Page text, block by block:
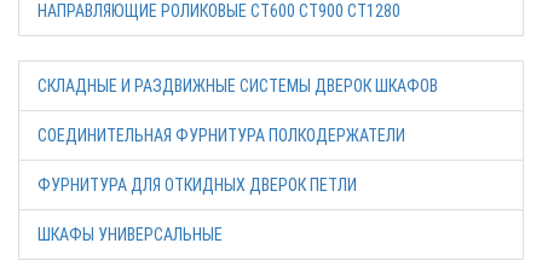
НАПРАВЛЯЮЩИЕ РОЛИКОВЫЕ СТ600 СТ900 СТ1280
СКЛАДНЫЕ И РАЗДВИЖНЫЕ СИСТЕМЫ ДВЕРОК ШКАФОВ
СОЕДИНИТЕЛЬНАЯ ФУРНИТУРА ПОЛКОДЕРЖАТЕЛИ
ФУРНИТУРА ДЛЯ ОТКИДНЫХ ДВЕРОК ПЕТЛИ
ШКАФЫ УНИВЕРСАЛЬНЫЕ